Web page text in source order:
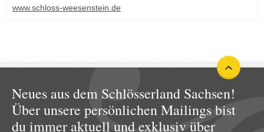
www.schloss-weesenstein.de
Neues aus dem Schlösserland Sachsen!
Über unsere persönlichen Mailings bist
du immer aktuell und exklusiv über